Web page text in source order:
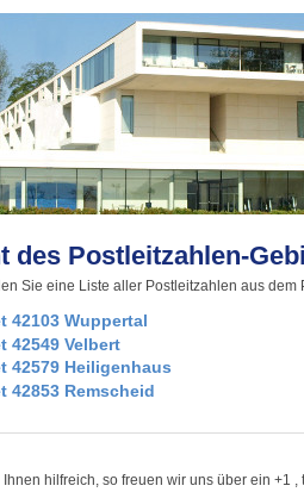
des Postleitzahlen-
Sie eine Liste aller Postleitzahlen aus dem
42103 Wuppertal
42549 Velbert
42579 Heiligenhaus
42853 Remscheid
Ihnen hilfreich, so freuen wir uns über ein +1